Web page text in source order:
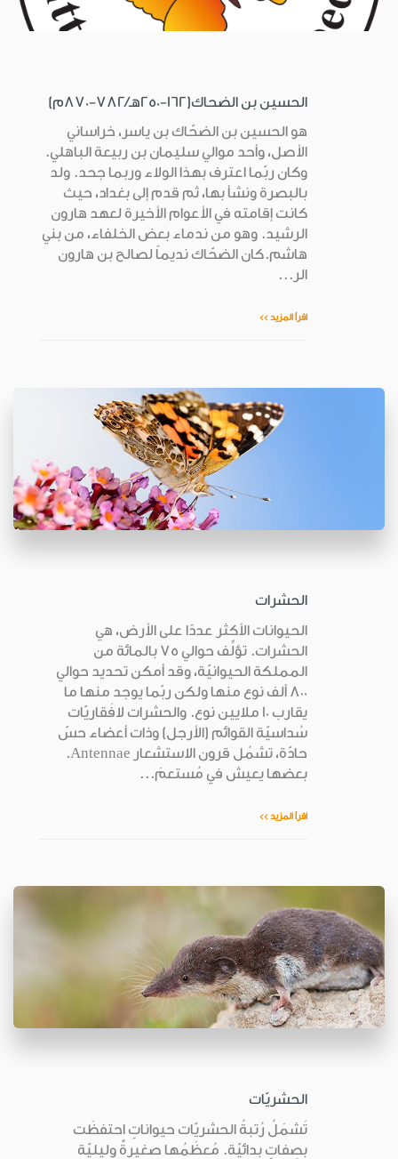
الحسين بن الضحاك(162-250هـ/782-870م)
هو الحسين بن الضحّاك بن ياسر، خراساني
الأصل، وأحد موالي سليمان بن ربيعة الباهلي.
وكان ربّما اعترف بهذا الولاء وربما جحد. ولد
بالبصرة ونشأ بها، ثم قدم إلى بغداد، حيث
كانت إقامته في الأعوام الأخيرة لعهد هارون
الرشيد. وهو من ندماء بعض الخلفاء، من بني
هاشم.كان الضحّاك نديماً لصالح بن هارون
الر...
اقرأ المزيد >>
الحشرات
الحيوانات الأكثر عددًا على الأرض، هي
الحشرات. تؤلِّف حوالي 75 بالمائة من
المملكة الحيوانيّة، وقد أمكن تحديد حوالي
800 ألف نوع منها ولكن ربّما يوجد منها ما
يقارب 10 ملايين نوع. والحشرات لافَقاريّات
سُداسيّة القوائم (الأرجل) وذات أعضاء حسّ
حادّة، تشمُل قرون الاستشعار Antennae.
بعضها يعيش في مُستعمَ...
اقرأ المزيد >>
الحشريّات
تَشمَلُ رُتبةُ الحشريّات حيواناتٍ احتفظَت
بصِفاتٍ بدائيّة. مُعظَمُها صغيرةٌ وليليّة